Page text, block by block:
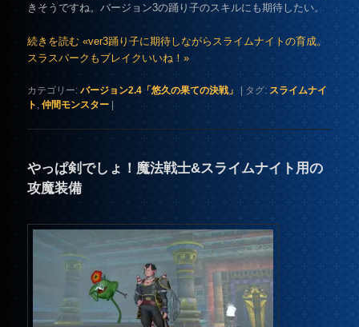
きそうですね。バージョン3の踊り子のスキルにも期待したい。
続きを読む «ver3踊り子に期待しながらスライムナイトの育成。
スラスパークもブレイクいいね！»
カテゴリー: バージョン2.4「悠久の果ての決戦」 タグ: スライムナイ
ト ,仲間モンスター
やっぱ剣でしょ！魔法戦士&スライムナイト用の
攻魔装備